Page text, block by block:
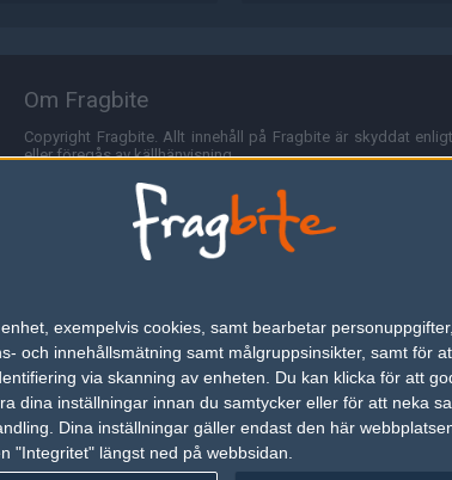
exempelvis cookies, samt bearbetar
och innehållsmätning samt målgruppsinsikter, samt för
via skanning av enheten. Du kan klicka för att
dina inställningar innan du samtycker eller för att neka
Dina inställningar gäller endast den här
"Integritet" längst ned på webbsidan.
Om Fragbite
Copyright Fragbite. Allt innehåll på Fragbite är skyddat
eller föregås av källhänvisning.
Alla åsikter uttryckta på Fragbite representerar varje enskild
Programmering och design av Fredric Bohlin. För frågor
Fragbite använder cookies för att spara användarspecifik
omröstningar och för att föra statistik. För att slippa
besöka Fragbite. Den här textraden finns här på grund av
Annonsering
Är du intresserad av att annonsera på Fragbite,